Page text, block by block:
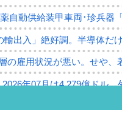
自動供給装甲車両･珍兵器
輸出入」絶好調。半導体だ
の雇用状況が悪い。せや
年07月は4,279億ドル